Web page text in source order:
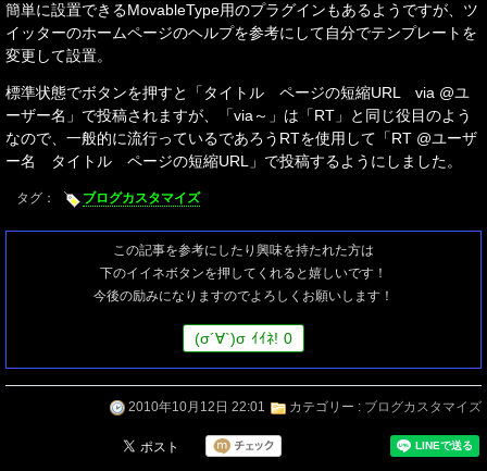
簡単に設置できるMovableType用のプラグインもあるようですが、ツ
イッターのホームページのヘルプを参考にして自分でテンプレートを
変更して設置。
標準状態でボタンを押すと「タイトル ページの短縮URL via @ユ
ーザー名」で投稿されますが、「via～」は「RT」と同じ役目のよう
なので、一般的に流行っているであろうRTを使用して「RT @ユーザ
ー名 タイトル ページの短縮URL」で投稿するようにしました。
タグ： ブログカスタマイズ
この記事を参考にしたり興味を持たれた方は
下のイイネボタンを押してくれると嬉しいです！
今後の励みになりますのでよろしくお願いします！
(σ´∀`)σ ｲｲﾈ! 0
2010年10月12日 22:01 カテゴリー : ブログカスタマイズ